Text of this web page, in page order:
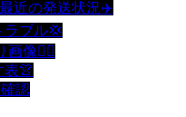
近の発送状況✈️
ラブル💢
画像🙆‍♂️
表👚
認